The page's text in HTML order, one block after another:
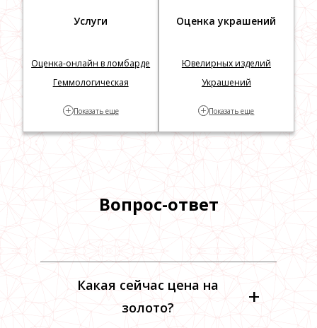
Услуги
Оценка-онлайн в ломбарде
Геммологическая
+ Показать еще
Оценка украшений
Ювелирных изделий
Украшений
Швейцарских часов
+ Показать еще
Вопрос-ответ
Какая сейчас цена на
золото?
+